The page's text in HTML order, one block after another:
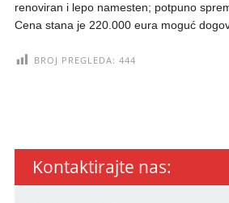
renoviran i lepo namesten; potpuno
Cena stana je 220.000 eura moguć
BROJ PREGLEDA: 444
Kontaktirajte nas: